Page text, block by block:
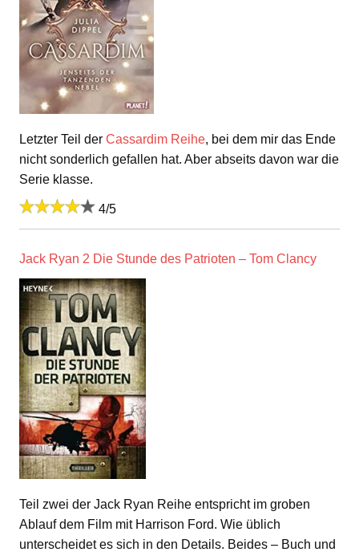
Letzter Teil der Cassardim Reihe, bei dem mir das Ende
nicht sonderlich gefallen hat. Aber abseits davon war die
Serie klasse.
4/5
Jack Ryan 2 Die Stunde des Patrioten – Tom Clancy
Teil zwei der Jack Ryan Reihe entspricht im groben
Ablauf dem Film mit Harrison Ford. Wie üblich
unterscheidet es sich in den Details. Beides – Buch und